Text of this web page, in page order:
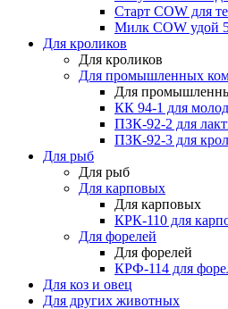
Старт COW для
Милк COW удой
Для кроликов
Для кроликов
Для промышленных
Для
КК 94-1 для
ПЗК-92-2 для
ПЗК-92-3 для
Для рыб
Для рыб
Для карповых
Для карповых
КРК-110 для
Для форелей
Для форелей
КРФ-114 для
Для коз и овец
Для других животных